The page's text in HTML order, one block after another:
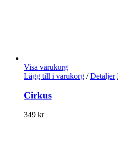
Visa varukorg
Lägg till i varukorg / Detaljer
Cirkus
349 kr